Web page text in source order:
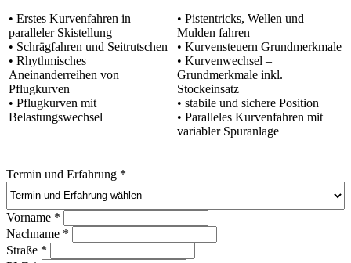
• Erstes Kurvenfahren in
paralleler Skistellung
• Schrägfahren und Seitrutschen
• Rhythmisches
Aneinanderreihen von
Pflugkurven
• Pflugkurven mit
Belastungswechsel
• Pistentricks, Wellen und
Mulden fahren
• Kurvensteuern Grundmerkmale
• Kurvenwechsel –
Grundmerkmale inkl.
Stockeinsatz
• stabile und sichere Position
• Paralleles Kurvenfahren mit
variabler Spuranlage
Termin und Erfahrung *
Vorname *
Nachname *
Straße *